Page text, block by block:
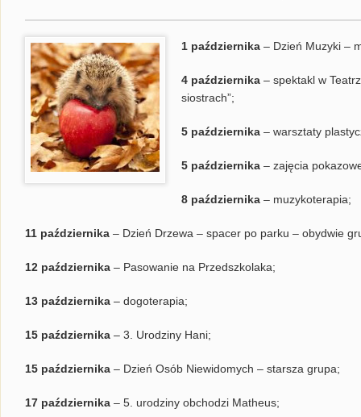
1 października – Dzień Muzyki –
4 października – spektakl w
siostrach”;
5 października – warsztaty
5 października – zajęcia
8 października – muzykoterapia;
11 października – Dzień Drzewa – spacer po parku – obydwie
12 października – Pasowanie na Przedszkolaka;
13 października – dogoterapia;
15 października – 3. Urodziny Hani;
15 października – Dzień Osób Niewidomych – starsza grupa;
17 października – 5. urodziny obchodzi Matheus;